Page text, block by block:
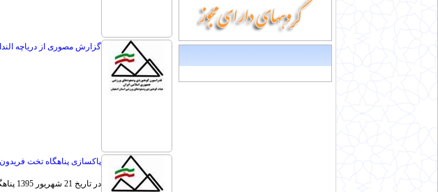
گزارش مصوری از دریاچه
پاکسازی پناهگاه تخت فریدون
در